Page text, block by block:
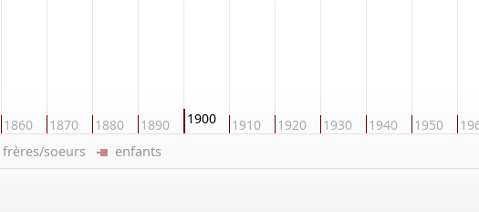
1860 1870 1880 1890 1900 1910 1920 1930 1940 1950
frères/soeurs enfants